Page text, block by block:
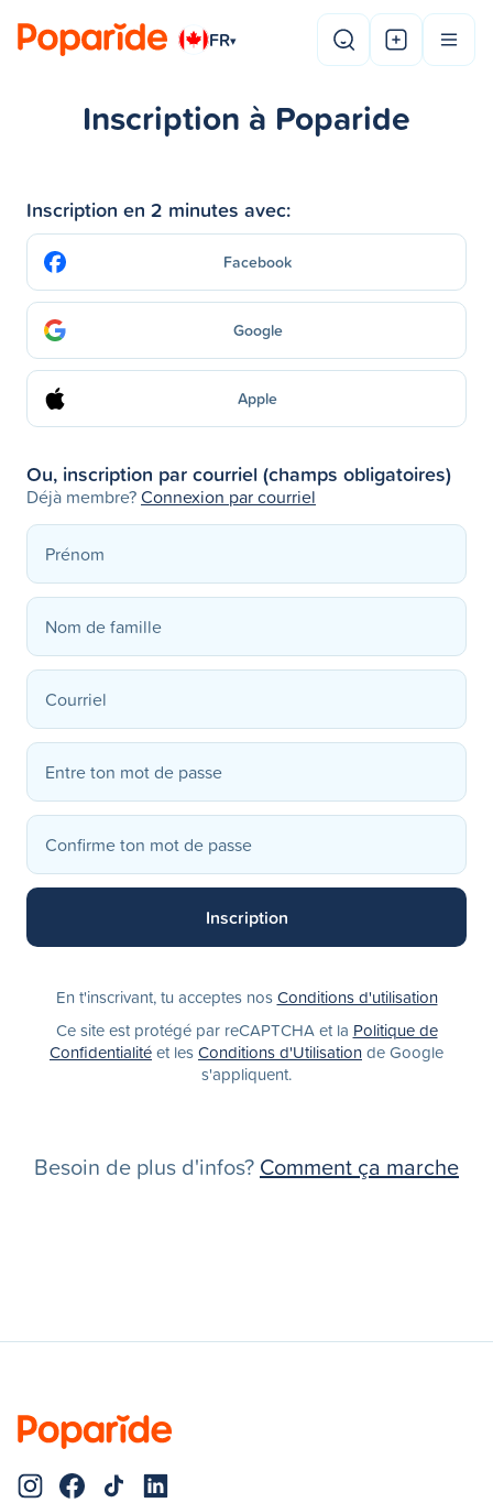
FR▾
Inscription à Poparide
Inscription en 2 minutes avec:
Facebook
Google
Apple
Ou, inscription par courriel (champs obligatoires)
Déjà membre?Connexion par courriel
En t'inscrivant, tu acceptes nosConditions d'utilisation
Ce site est protégé par reCAPTCHA et la Politique de
Confidentialitéet lesConditions d'Utilisationde Google
s'appliquent.
Besoin de plus d'infos? Comment ça marche